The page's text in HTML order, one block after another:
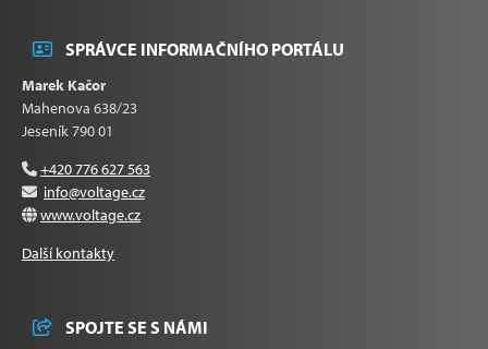
SPRÁVCE INFORMAČNÍHO PORTÁLU
Marek Kačor
Mahenova 638/23
Jeseník 790 01
+420 776 627 563
info@voltage.cz
www.voltage.cz
Další kontakty
SPOJTE SE S NÁMI